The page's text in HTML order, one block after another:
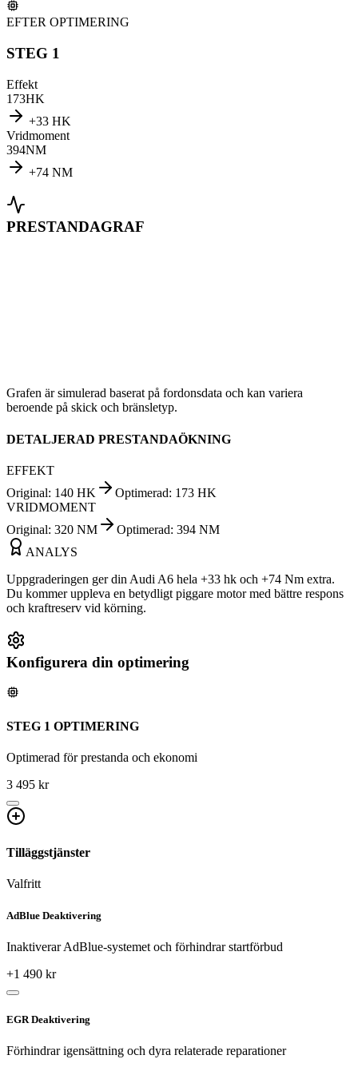
EFTER OPTIMERING
STEG 1
Effekt
173HK
+33 HK
Vridmoment
394NM
+74 NM
PRESTANDAGRAF
Grafen är simulerad baserat på fordonsdata och kan variera
beroende på skick och bränsletyp.
DETALJERAD PRESTANDAÖKNING
EFFEKT
Original: 140 HK Optimerad: 173 HK
VRIDMOMENT
Original: 320 NM Optimerad: 394 NM
ANALYS
Uppgraderingen ger din Audi A6 hela +33 hk och +74 Nm extra.
Du kommer uppleva en betydligt piggare motor med bättre respons
och kraftreserv vid körning.
Konfigurera din optimering
STEG 1 OPTIMERING
Optimerad för prestanda och ekonomi
3 495 kr
Tilläggstjänster
Valfritt
AdBlue Deaktivering
Inaktiverar AdBlue-systemet och förhindrar startförbud
+1 490 kr
EGR Deaktivering
Förhindrar igensättning och dyra relaterade reparationer